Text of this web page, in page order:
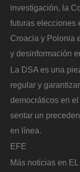
investigación, la
futuras elecciones
Croacia y Polonia
y desinformación
La DSA es una
regular y
democráticos en
sentar un
en línea.
EFE
Más noticias en